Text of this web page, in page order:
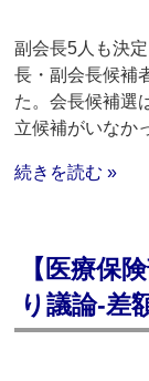
副会長5人も決
長・副会長候補
た。会長候補選
立候補がいなか
続きを読む »
【医療保
り議論‐差